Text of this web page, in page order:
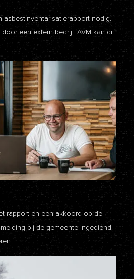
asbestinventarisatierapport nodig.
een extern bedrijf. AVM kan dit
rapport en een akkoord op de
bij de gemeente ingediend.